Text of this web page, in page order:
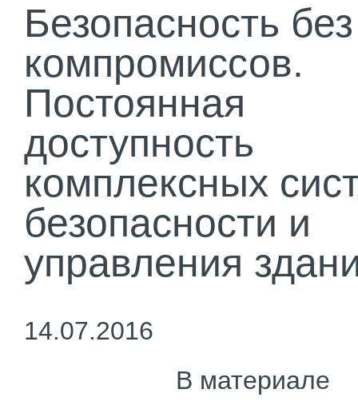
Безопасность без
компромиссов.
Постоянная
доступность
комплексных
безопасности и
управления
14.07.2016
В материале